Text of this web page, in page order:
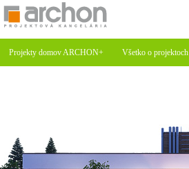
Projekty domov ARCHON+ Všetko o projektoch